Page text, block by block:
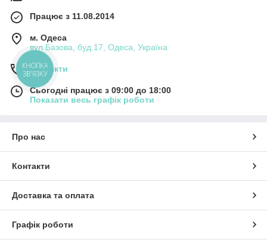
Працює з 11.08.2014
м. Одеса
вул.Базова, буд.17, Одеса, Україна
Контакти
Сьогодні працює з 09:00 до 18:00
Показати весь графік роботи
Про нас
Контакти
Доставка та оплата
Графік роботи
КНОПКА
ЗВ'ЯЗКУ